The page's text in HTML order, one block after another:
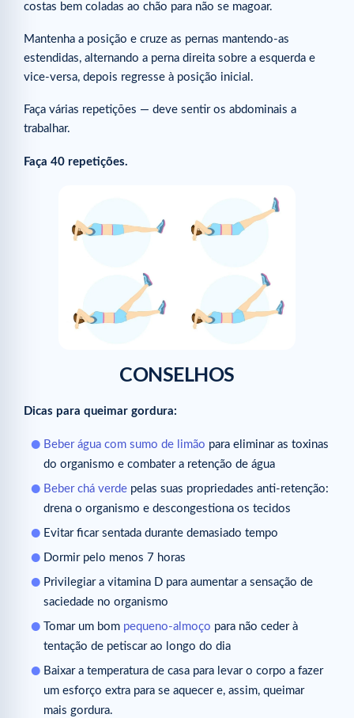
costas bem coladas ao chão para não se magoar.
Mantenha a posição e cruze as pernas mantendo-as
estendidas, alternando a perna direita sobre a esquerda e
vice-versa, depois regresse à posição inicial.
Faça várias repetições — deve sentir os abdominais a
trabalhar.
Faça 40 repetições.
CONSELHOS
Dicas para queimar gordura:
Beber água com sumo de limão para eliminar as toxinas
do organismo e combater a retenção de água
Beber chá verde pelas suas propriedades anti-retenção:
drena o organismo e descongestiona os tecidos
Evitar ficar sentada durante demasiado tempo
Dormir pelo menos 7 horas
Privilegiar a vitamina D para aumentar a sensação de
saciedade no organismo
Tomar um bom pequeno-almoço para não ceder à
tentação de petiscar ao longo do dia
Baixar a temperatura de casa para levar o corpo a fazer
um esforço extra para se aquecer e, assim, queimar
mais gordura.